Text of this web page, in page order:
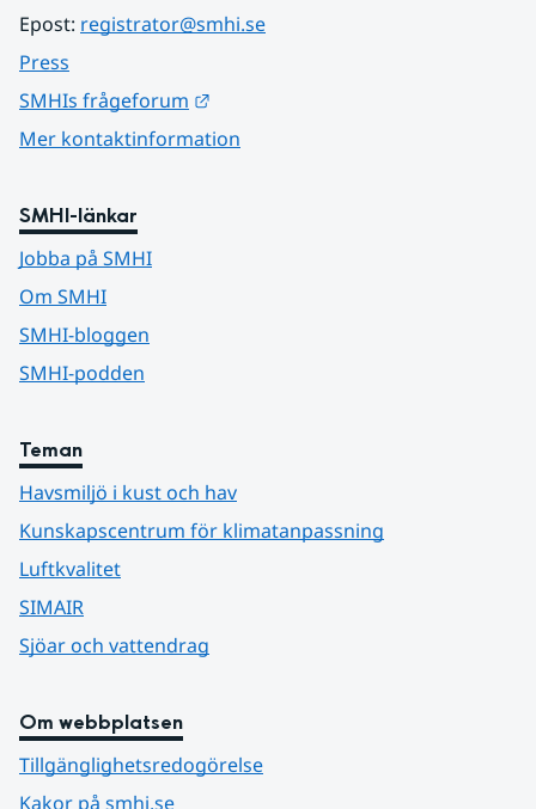
Epost: registrator@smhi.se
Press
SMHIs frågeforum
Mer kontaktinformation
SMHI-länkar
Jobba på SMHI
Om SMHI
SMHI-bloggen
SMHI-podden
Teman
Havsmiljö i kust och hav
Kunskapscentrum för klimatanpassning
Luftkvalitet
SIMAIR
Sjöar och vattendrag
Om webbplatsen
Tillgänglighetsredogörelse
Kakor på smhi.se